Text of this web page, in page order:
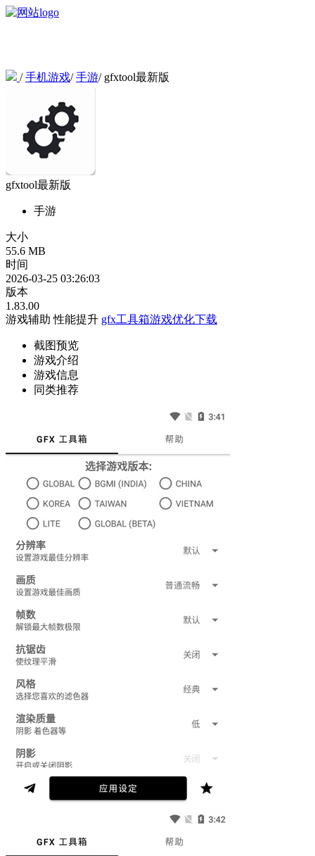
/手机游戏/手游/ gfxtool最新版
gfxtool最新版
手游
大小
55.6 MB
时间
2026-03-25 03:26:03
版本
1.83.00
游戏辅助 性能提升 gfx工具箱游戏优化下载
截图预览
游戏介绍
游戏信息
同类推荐